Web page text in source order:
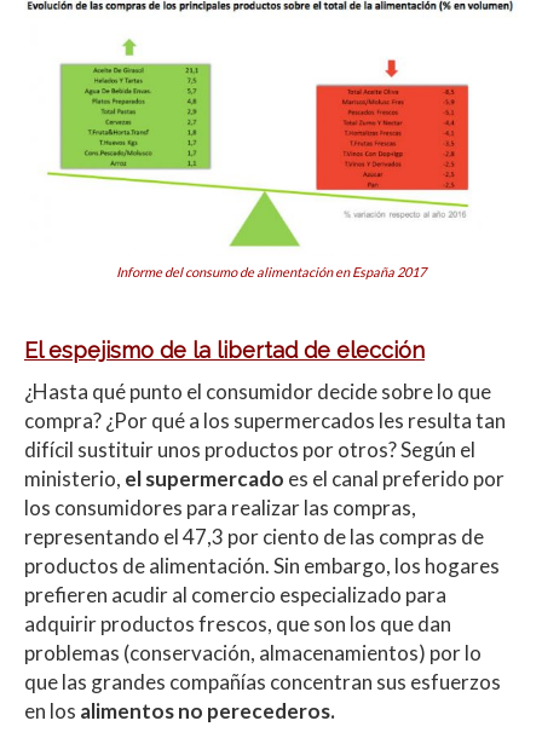
Informe del consumo de alimentación en España 2017
El espejismo de la libertad de elección
¿Hasta qué punto el consumidor decide sobre lo que
compra? ¿Por qué a los supermercados les resulta tan
difícil sustituir unos productos por otros? Según el
ministerio, el supermercado es el canal preferido por
los consumidores para realizar las compras,
representando el 47,3 por ciento de las compras de
productos de alimentación. Sin embargo, los hogares
prefieren acudir al comercio especializado para
adquirir productos frescos, que son los que dan
problemas (conservación, almacenamientos) por lo
que las grandes compañías concentran sus esfuerzos
en los alimentos no perecederos.